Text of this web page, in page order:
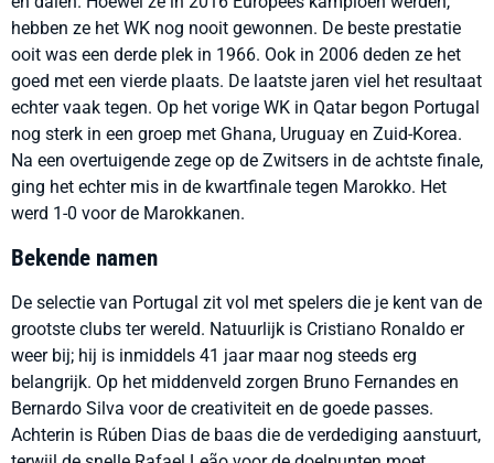
hebben ze het WK nog nooit gewonnen. De beste prestatie
ooit was een derde plek in 1966. Ook in 2006 deden ze het
goed met een vierde plaats. De laatste jaren viel het resultaat
echter vaak tegen. Op het vorige WK in Qatar begon Portugal
nog sterk in een groep met Ghana, Uruguay en Zuid-Korea.
Na een overtuigende zege op de Zwitsers in de achtste finale,
ging het echter mis in de kwartfinale tegen Marokko. Het
werd 1-0 voor de Marokkanen.
Bekende namen
De selectie van Portugal zit vol met spelers die je kent van de
grootste clubs ter wereld. Natuurlijk is Cristiano Ronaldo er
weer bij; hij is inmiddels 41 jaar maar nog steeds erg
belangrijk. Op het middenveld zorgen Bruno Fernandes en
Bernardo Silva voor de creativiteit en de goede passes.
Achterin is Rúben Dias de baas die de verdediging aanstuurt,